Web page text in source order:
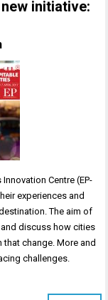
initiative:
Centre (EP-
experiences and
The aim of
discuss how cities
change. More and
challenges.